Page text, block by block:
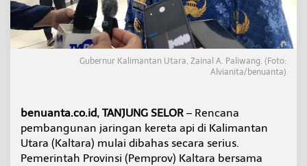
g
a
r
e
t
a
Gubernur Kalimantan Utara, Zainal A. Paliwang. (Foto:
Alvianita/benuanta)
benuanta.co.id, TANJUNG SELOR – Rencana
pembangunan jaringan kereta api di Kalimantan
Utara (Kaltara) mulai dibahas secara serius.
Pemerintah Provinsi (Pemprov) Kaltara bersama